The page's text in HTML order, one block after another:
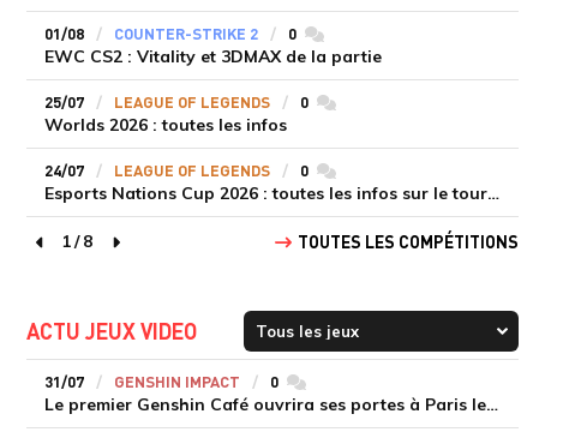
01/08 COUNTER-STRIKE 2 0commentaires
EWC CS2 : Vitality et 3DMAX de la partie
25/07 LEAGUE OF LEGENDS 0commentaires
Worlds 2026 : toutes les infos
24/07 LEAGUE OF LEGENDS 0commentaires
Esports Nations Cup 2026 : toutes les infos sur le tournoi
page précédente
1/8
page suivante
TOUTES LES COMPÉTITIONS
ACTU JEUX VIDEO
31/07 GENSHIN IMPACT 0commentaires
Le premier Genshin Café ouvrira ses portes à Paris le 14 août